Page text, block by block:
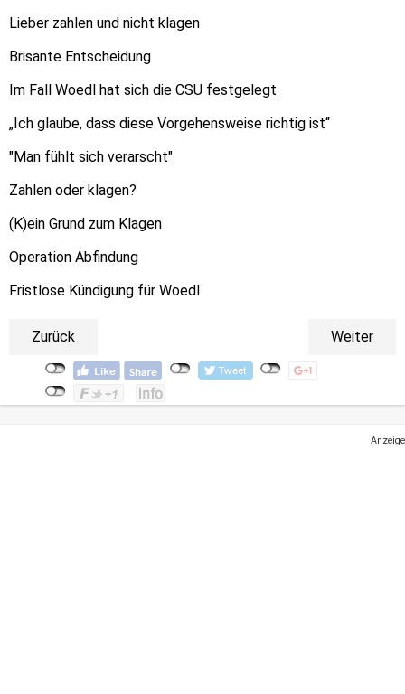
Lieber zahlen und nicht klagen
Brisante Entscheidung
Im Fall Woedl hat sich die CSU festgelegt
„Ich glaube, dass diese Vorgehensweise richtig ist“
"Man fühlt sich verarscht"
Zahlen oder klagen?
(K)ein Grund zum Klagen
Operation Abfindung
Fristlose Kündigung für Woedl
Zurück Weiter
Anzeige